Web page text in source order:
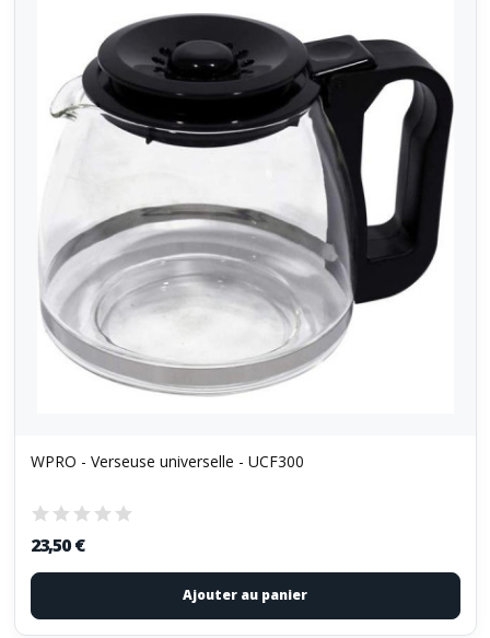
WPRO - Verseuse universelle - UCF300
23,50 €
Ajouter au panier